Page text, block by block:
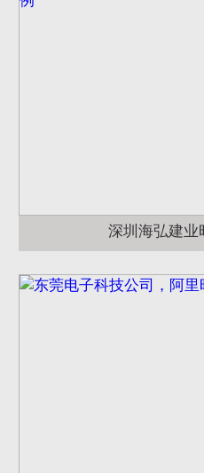
深圳海弘建业